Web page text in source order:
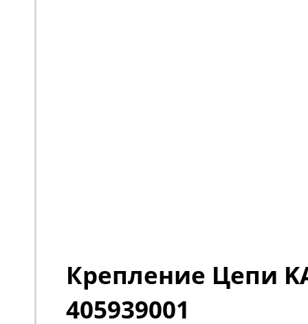
Крепление Цепи
405939001